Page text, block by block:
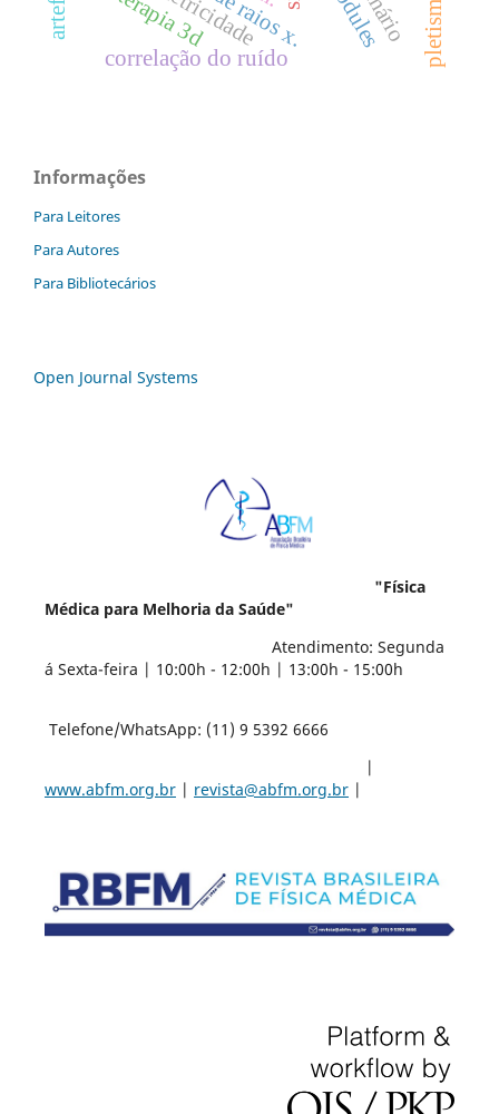
correlação do ruído
Informações
Para Leitores
Para Autores
Para Bibliotecários
Open Journal Systems
"Física
Médica para Melhoria da Saúde"
Atendimento: Segunda
á Sexta-feira | 10:00h - 12:00h | 13:00h - 15:00h
Telefone/WhatsApp: (11) 9 5392 6666
|
www.abfm.org.br| revista@abfm.org.br|